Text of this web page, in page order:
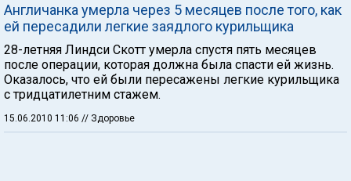
Англичанка умерла через 5 месяцев после того, как
ей пересадили легкие заядлого курильщика
28-летняя Линдси Скотт умерла спустя пять месяцев
после операции, которая должна была спасти ей жизнь.
Оказалось, что ей были пересажены легкие курильщика
с тридцатилетним стажем.
15.06.2010 11:06 // Здоровье